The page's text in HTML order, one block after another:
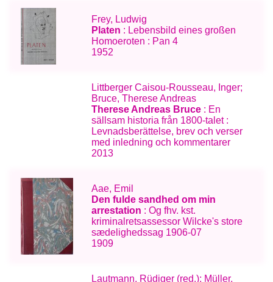
Frey, Ludwig
Platen : Lebensbild eines großen
Homoeroten : Pan 4
1952
Littberger Caisou-Rousseau, Inger;
Bruce, Therese Andreas
Therese Andreas Bruce : En
sällsam historia från 1800-talet :
Levnadsberättelse, brev och verser
med inledning och kommentarer
2013
Aae, Emil
Den fulde sandhed om min
arrestation : Og fhv. kst.
kriminalretsassessor Wilcke's store
sædelighedssag 1906-07
1909
Lautmann, Rüdiger (red.); Müller,